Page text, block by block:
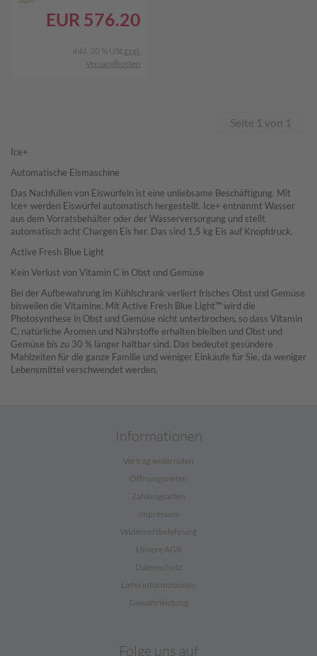
EUR 576.20
inkl. 20 % USt zzgl.
Versandkosten
Seite 1 von 1
Ice+​
Automatische Eismaschine
Das Nachfüllen von Eiswürfeln ist eine unliebsame Beschäftigung. Mit
Ice+ werden Eiswürfel automatisch hergestellt. Ice+ entnimmt Wasser
aus dem Vorratsbehälter oder der Wasserversorgung und stellt
automatisch acht Chargen Eis her. Das sind 1,5 kg Eis auf Knopfdruck.
Active Fresh Blue Light
Kein Verlust von Vitamin C in Obst und Gemüse
Bei der Aufbewahrung im Kühlschrank verliert frisches Obst und Gemüse
bisweilen die Vitamine. Mit Active Fresh Blue Light™ wird die
Photosynthese in Obst und Gemüse nicht unterbrochen, so dass Vitamin
C, natürliche Aromen und Nährstoffe erhalten bleiben und Obst und
Gemüse bis zu 30 % länger haltbar sind. Das bedeutet gesündere
Mahlzeiten für die ganze Familie und weniger Einkäufe für Sie, da weniger
Lebensmittel verschwendet werden.
Informationen
Vertrag widerrufen
Öffnungszeiten
Zahlungsarten
Impressum
Widerrufsbelehrung
Unsere AGB
Datenschutz
Lieferinformationen
Gewährleistung
Folge uns auf